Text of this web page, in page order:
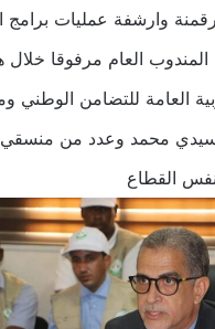
وارشفة عمليات برامج
العام مرفوقا خلال
العامة للتضامن الوطني
محمد وعدد من منسقي
القطاع